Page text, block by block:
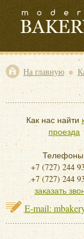
На главную •
Как нас найти
проезда
+7 (727) 244
+7 (727) 244
заказать
E-mail: